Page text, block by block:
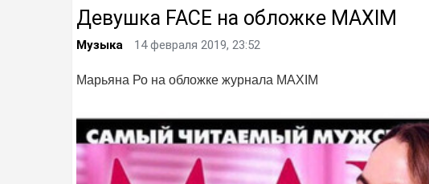
Девушка FACE на обложке MAXIM
Музыка 14 февраля 2019, 23:52
Марьяна Ро на обложке журнала MAXIM